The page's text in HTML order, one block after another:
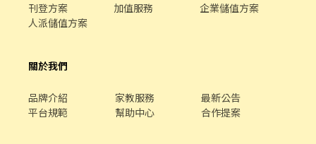
刊登方案 加值服務
企業儲值方案
人派儲值方案
關於我們
品牌介紹 家教服務
最新公告
平台規範
幫助中心 合作提案